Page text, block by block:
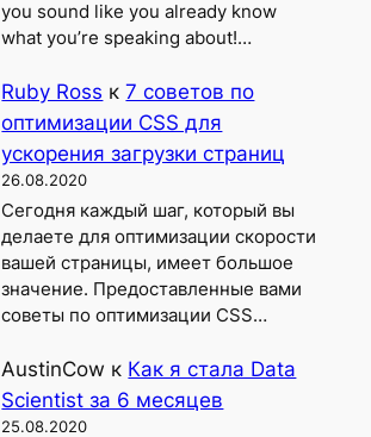
you sound like you already know
what you’re speaking about!…
Ruby Ross к7 советов по
оптимизации CSS для
ускорения загрузки страниц
26.08.2020
Сегодня каждый шаг, который вы
делаете для оптимизации скорости
вашей страницы, имеет большое
значение. Предоставленные вами
советы по оптимизации CSS…
AustinCow к Как я стала Data
Scientist за 6 месяцев
25.08.2020